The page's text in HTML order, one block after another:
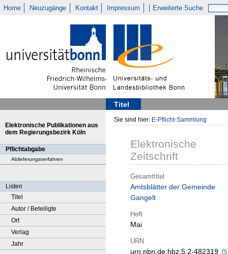
Home Neuzugänge Kontakt Impressum Erweiterte Suche
Titel
Elektronische Publikationen aus
dem Regierungsbezirk Köln
Pflichtabgabe
Ablieferungsverfahren
Listen
Titel
Autor / Beteiligte
Ort
Verlag
Jahr
Sie sind hier: E-Pflicht-Sammlung
Elektronische
Zeitschrift
Gesamttitel
Amtsblätter der Gemeinde
Gangelt
Heft
Mai
URN
urn:nbn:de:hbz:5:2-482319